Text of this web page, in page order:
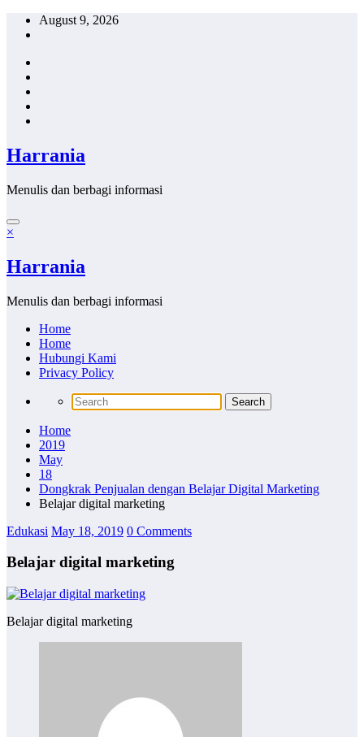
Skip
August 9, 2026
Harrania
Menulis dan berbagi informasi
×
Harrania
Menulis dan berbagi informasi
Home
Home
Hubungi Kami
Privacy Policy
Home
2019
May
18
Dongkrak Penjualan dengan Belajar Digital Marketing
Belajar digital marketing
Edukasi May 18, 2019 0 Comments
Belajar digital marketing
Belajar digital marketing